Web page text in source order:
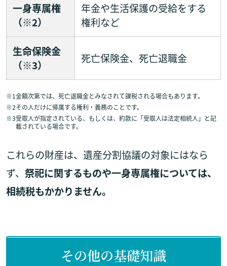
一身専属権
（※2）
年金や生活保護の受給をする
権利など
生命保険金
（※3）
死亡保険金、死亡退職金
※1金額次第では、死亡退職金とみなされて課税される場合もあります。
※2その人だけに帰属する権利・義務のことです。
※3受取人が指定されている、もしくは、約款に「受取人は法定相続人」と記
載されている場合です。
これらの財産は、遺産分割協議の対象にはなら
ず、 祭祀に関するものや一身専属権については、
相続税もかかりません。
その他の基礎知識